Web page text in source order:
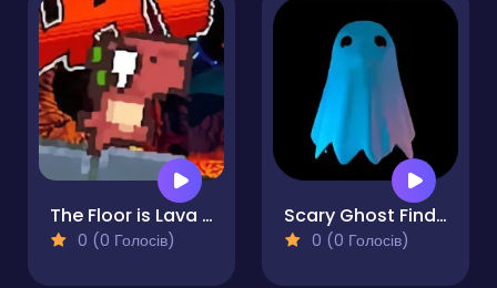
The Floor is Lava Run
0 (0 Голосів)
Scary Ghost Finder
0 (0 Голосів)